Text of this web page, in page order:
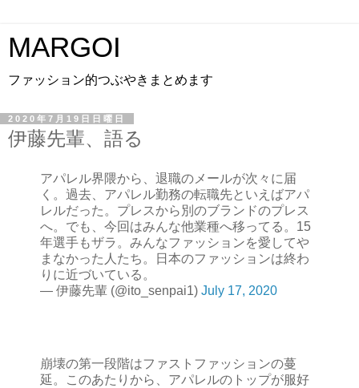
MARGOI
ファッション的つぶやきまとめます
2020年7月19日日曜日
伊藤先輩、語る
アパレル界隈から、退職のメールが次々に届
く。過去、アパレル勤務の転職先といえばアパ
レルだった。プレスから別のブランドのプレス
へ。でも、今回はみんな他業種へ移ってる。15
年選手もザラ。みんなファッションを愛してや
まなかった人たち。日本のファッションは終わ
りに近づいている。
— 伊藤先輩 (@ito_senpai1) July 17, 2020
崩壊の第一段階はファストファッションの蔓
延。このあたりから、アパレルのトップが服好